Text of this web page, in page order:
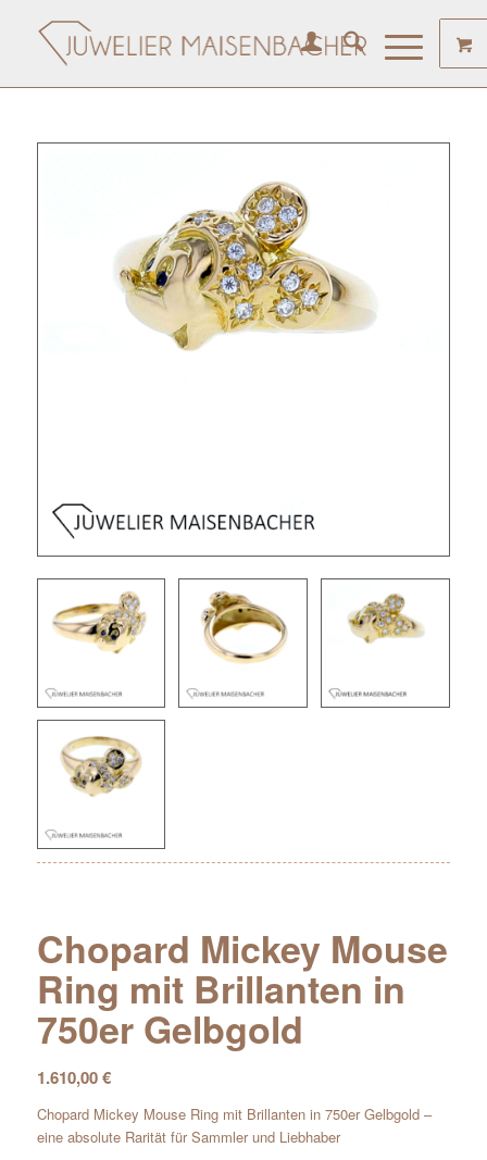
Chopard Mickey Mouse
Ring mit Brillanten in
750er Gelbgold
1.610,00€
Chopard Mickey Mouse Ring mit Brillanten in 750er Gelbgold –
eine absolute Rarität für Sammler und Liebhaber